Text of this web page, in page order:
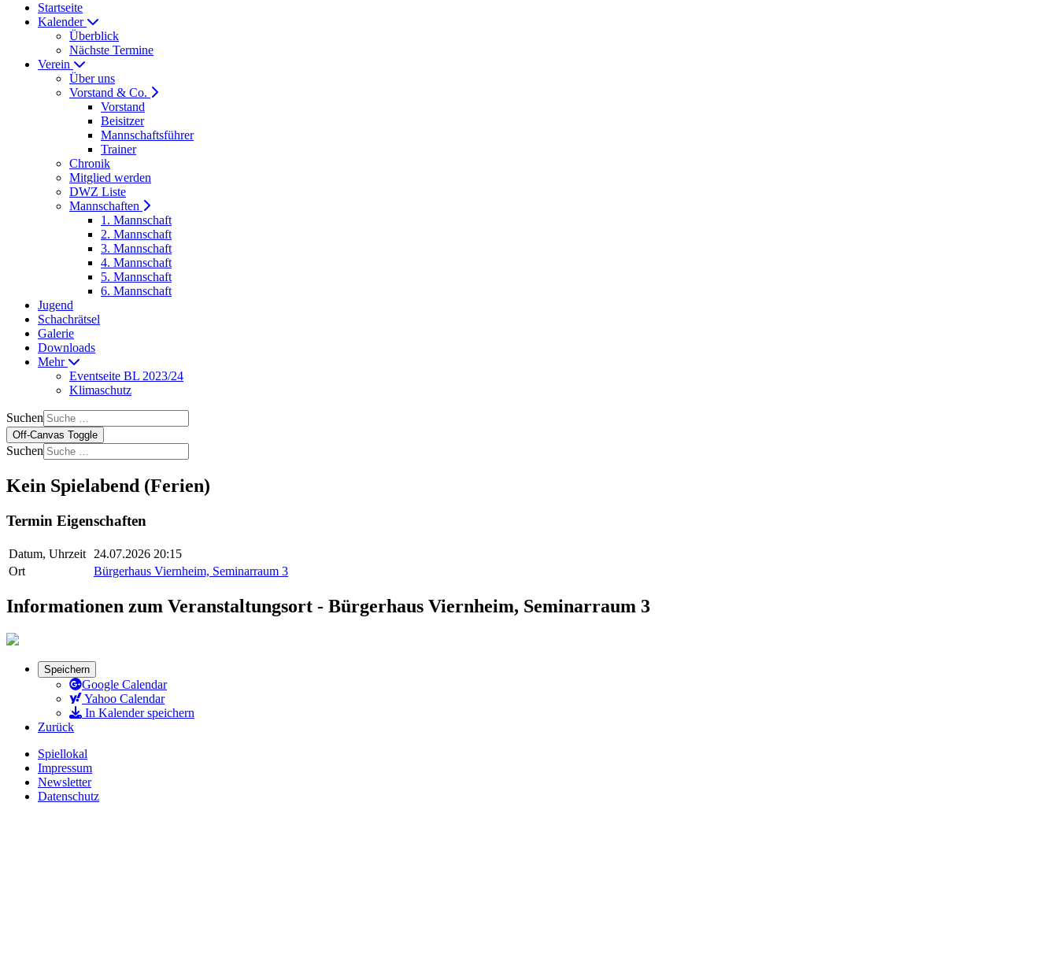
Startseite
Kalender
Überblick
Nächste Termine
Verein
Über uns
Vorstand & Co.
Vorstand
Beisitzer
Mannschaftsführer
Trainer
Chronik
Mitglied werden
DWZ Liste
Mannschaften
1. Mannschaft
2. Mannschaft
3. Mannschaft
4. Mannschaft
5. Mannschaft
6. Mannschaft
Jugend
Schachrätsel
Galerie
Downloads
Mehr
Eventseite BL 2023/24
Klimaschutz
Suchen
Off-Canvas Toggle
Suchen
Kein Spielabend (Ferien)
Termin Eigenschaften
Datum, Uhrzeit
24.07.2026 20:15
Ort
Bürgerhaus Viernheim, Seminarraum 3
Informationen zum Veranstaltungsort - Bürgerhaus Viernheim, Seminarraum 3
Speichern
Google Calendar
Yahoo Calendar
In Kalender speichern
Zurück
Spiellokal
Impressum
Newsletter
Datenschutz